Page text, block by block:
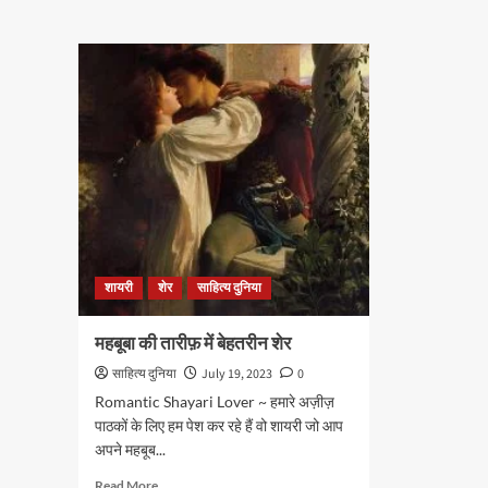
बिना
नुक़्ते
वाले
(1):
“फ”
और
“फ़”….
शायरी शेर साहित्य दुनिया
महबूबा की तारीफ़ में बेहतरीन शेर
साहित्य दुनिया July 19, 2023
0
Romantic Shayari Lover ~ हमारे अज़ीज़
पाठकों के लिए हम पेश कर रहे हैं वो शायरी जो आप
अपने महबूब...
Read